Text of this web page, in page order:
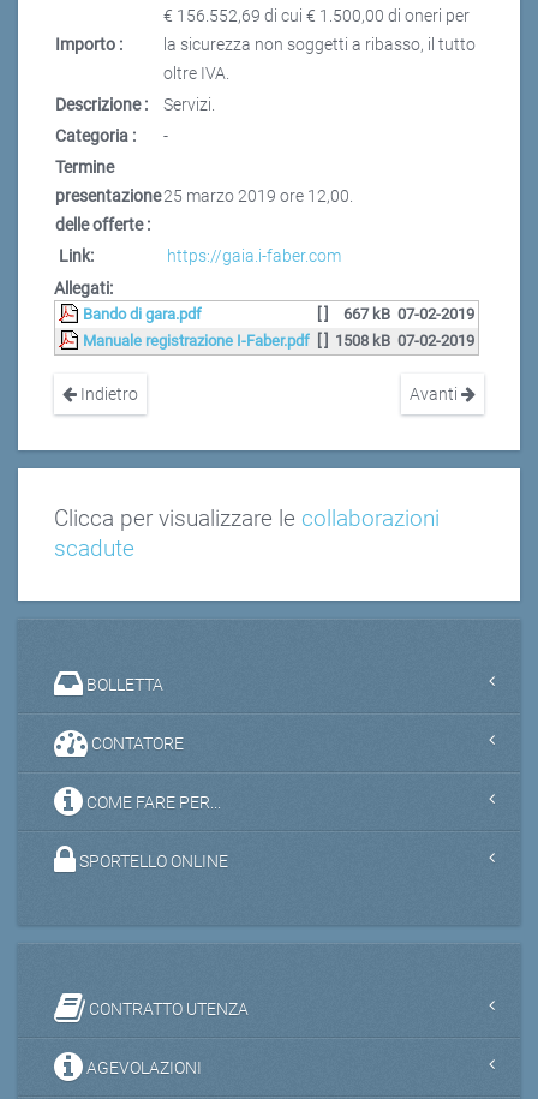
Importo :
€ 156.552,69 di cui € 1.500,00 di oneri per
la sicurezza non soggetti a ribasso, il tutto
oltre IVA.
Descrizione :
Servizi.
Categoria :
-
Termine
presentazione
delle offerte :
25 marzo 2019 ore 12,00.
Link:
https://gaia.i-faber.com
Allegati:
Bando di gara.pdf 667 kB 07-02-2019
Manuale registrazione I-Faber.pdf
1508 kB 07-02-2019
Indietro Avanti
Clicca per visualizzare le collaborazioni
scadute
BOLLETTA
CONTATORE
COME FARE PER...
SPORTELLO ONLINE
CONTRATTO UTENZA
AGEVOLAZIONI